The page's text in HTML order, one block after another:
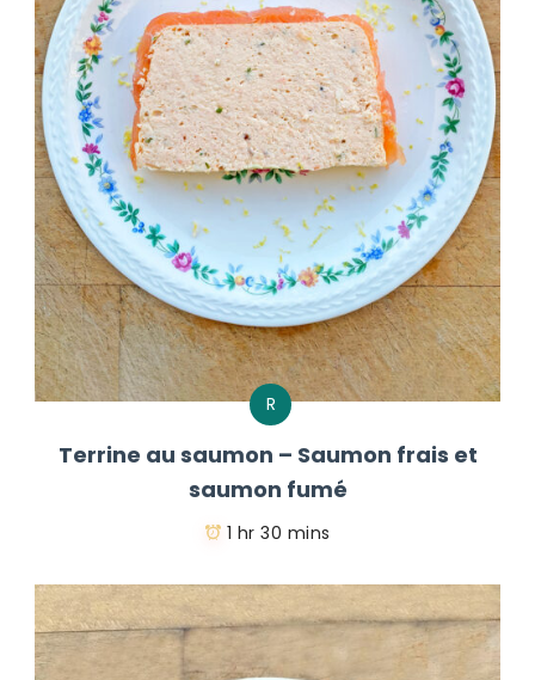
R
Terrine au saumon – Saumon frais et
saumon fumé
1 hr 30 mins